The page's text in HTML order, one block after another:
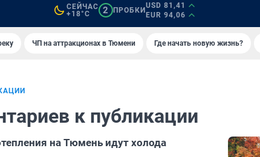
СЕЙЧАС
+18°C
2 ПРОБКИ
USD 81,41
EUR 94,06
ЧП на аттракционах в Тюмени Где начать новую жизнь?
к публикации
на Тюмень идут холода